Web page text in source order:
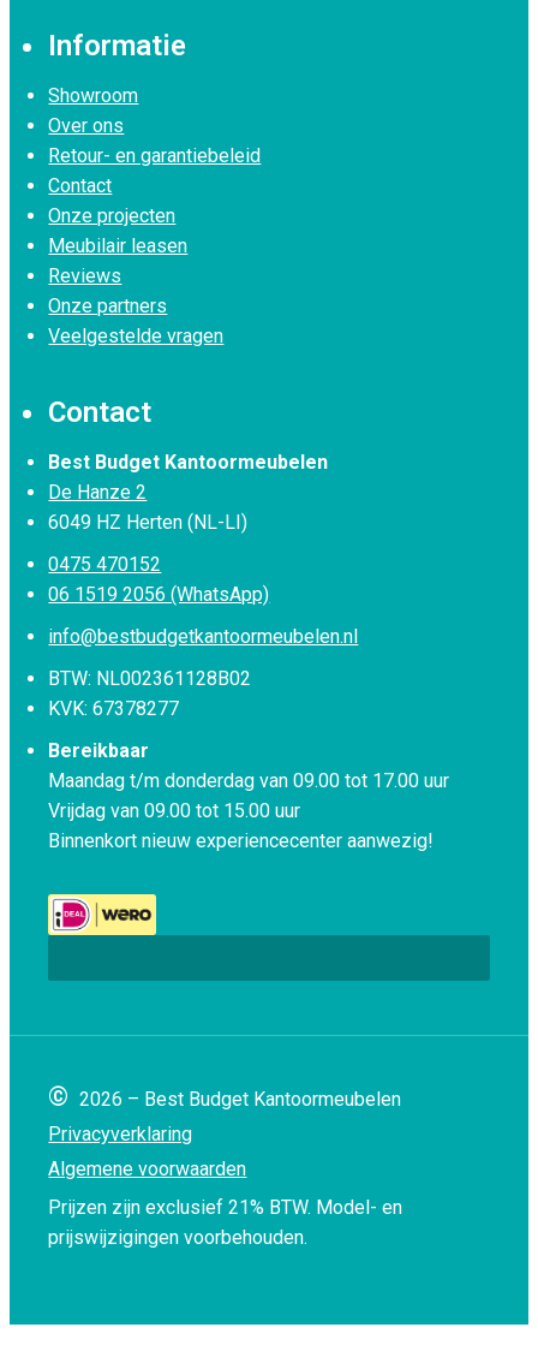
Informatie
Showroom
Over ons
Retour- en garantiebeleid
Contact
Onze projecten
Meubilair leasen
Reviews
Onze partners
Veelgestelde vragen
Contact
Best Budget Kantoormeubelen
De Hanze 2
6049 HZ Herten (NL-LI)
0475 470152
06 1519 2056 (WhatsApp)
info@bestbudgetkantoormeubelen.nl
BTW: NL002361128B02
KVK: 67378277
Bereikbaar
Maandag t/m donderdag van 09.00 tot 17.00 uur
Vrijdag van 09.00 tot 15.00 uur
Binnenkort nieuw experiencecenter aanwezig!
© 2026 – Best Budget Kantoormeubelen
Privacyverklaring
Algemene voorwaarden
Prijzen zijn exclusief 21% BTW. Model- en
prijswijzigingen voorbehouden.